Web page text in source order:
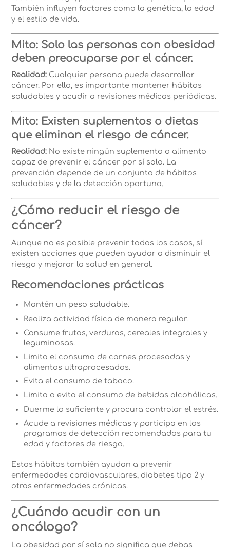
También influyen factores como la genética, la edad
y el estilo de vida.
Mito: Solo las personas con obesidad
deben preocuparse por el cáncer.
Realidad: Cualquier persona puede desarrollar
cáncer. Por ello, es importante mantener hábitos
saludables y acudir a revisiones médicas periódicas.
Mito: Existen suplementos o dietas
que eliminan el riesgo de cáncer.
Realidad: No existe ningún suplemento o alimento
capaz de prevenir el cáncer por sí solo. La
prevención depende de un conjunto de hábitos
saludables y de la detección oportuna.
¿Cómo reducir el riesgo de
cáncer?
Aunque no es posible prevenir todos los casos, sí
existen acciones que pueden ayudar a disminuir el
riesgo y mejorar la salud en general.
Recomendaciones prácticas
Mantén un peso saludable.
Realiza actividad física de manera regular.
Consume frutas, verduras, cereales integrales y
leguminosas.
Limita el consumo de carnes procesadas y
alimentos ultraprocesados.
Evita el consumo de tabaco.
Limita o evita el consumo de bebidas alcohólicas.
Duerme lo suficiente y procura controlar el estrés.
Acude a revisiones médicas y participa en los
programas de detección recomendados para tu
edad y factores de riesgo.
Estos hábitos también ayudan a prevenir
enfermedades cardiovasculares, diabetes tipo 2 y
otras enfermedades crónicas.
¿Cuándo acudir con un
oncólogo?
La obesidad por sí sola no significa que debas